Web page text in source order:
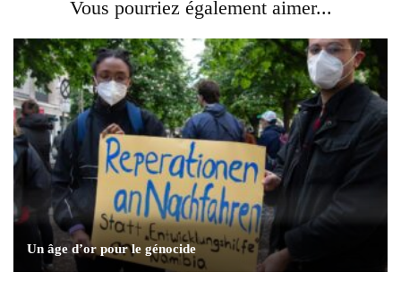
Vous pourriez également aimer...
Un âge d’or pour le génocide